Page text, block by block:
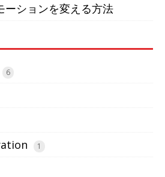
ーションを変える方法
6
1